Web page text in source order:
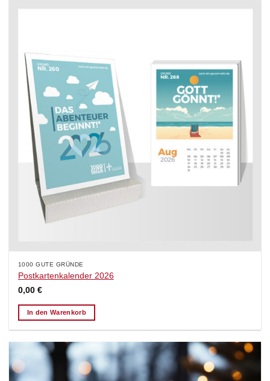
1000 GUTE GRÜNDE
Postkartenkalender 2026
0,00 €
In den Warenkorb